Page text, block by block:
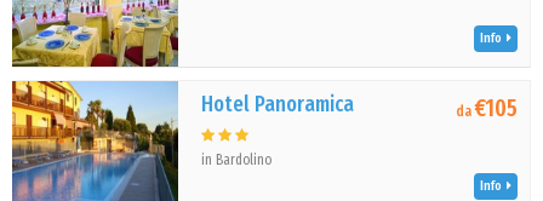
Info
Hotel Panoramica
in Bardolino
da€105
Info